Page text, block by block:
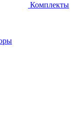
Комплекты